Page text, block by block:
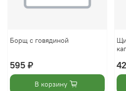
Борщ с говядиной
595 ₽
В корзину